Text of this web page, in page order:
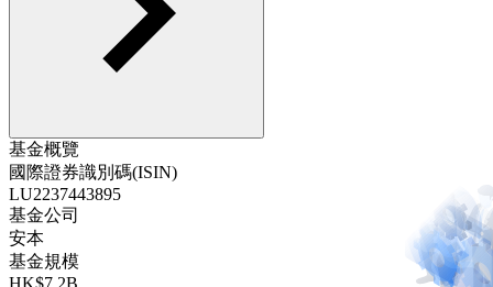
基金概覽
國際證券識別碼(ISIN)
LU2237443895
基金公司
安本
基金規模